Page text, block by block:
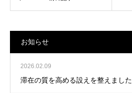
お知らせ
2026.02.09
滞在の質を高める設えを整えました